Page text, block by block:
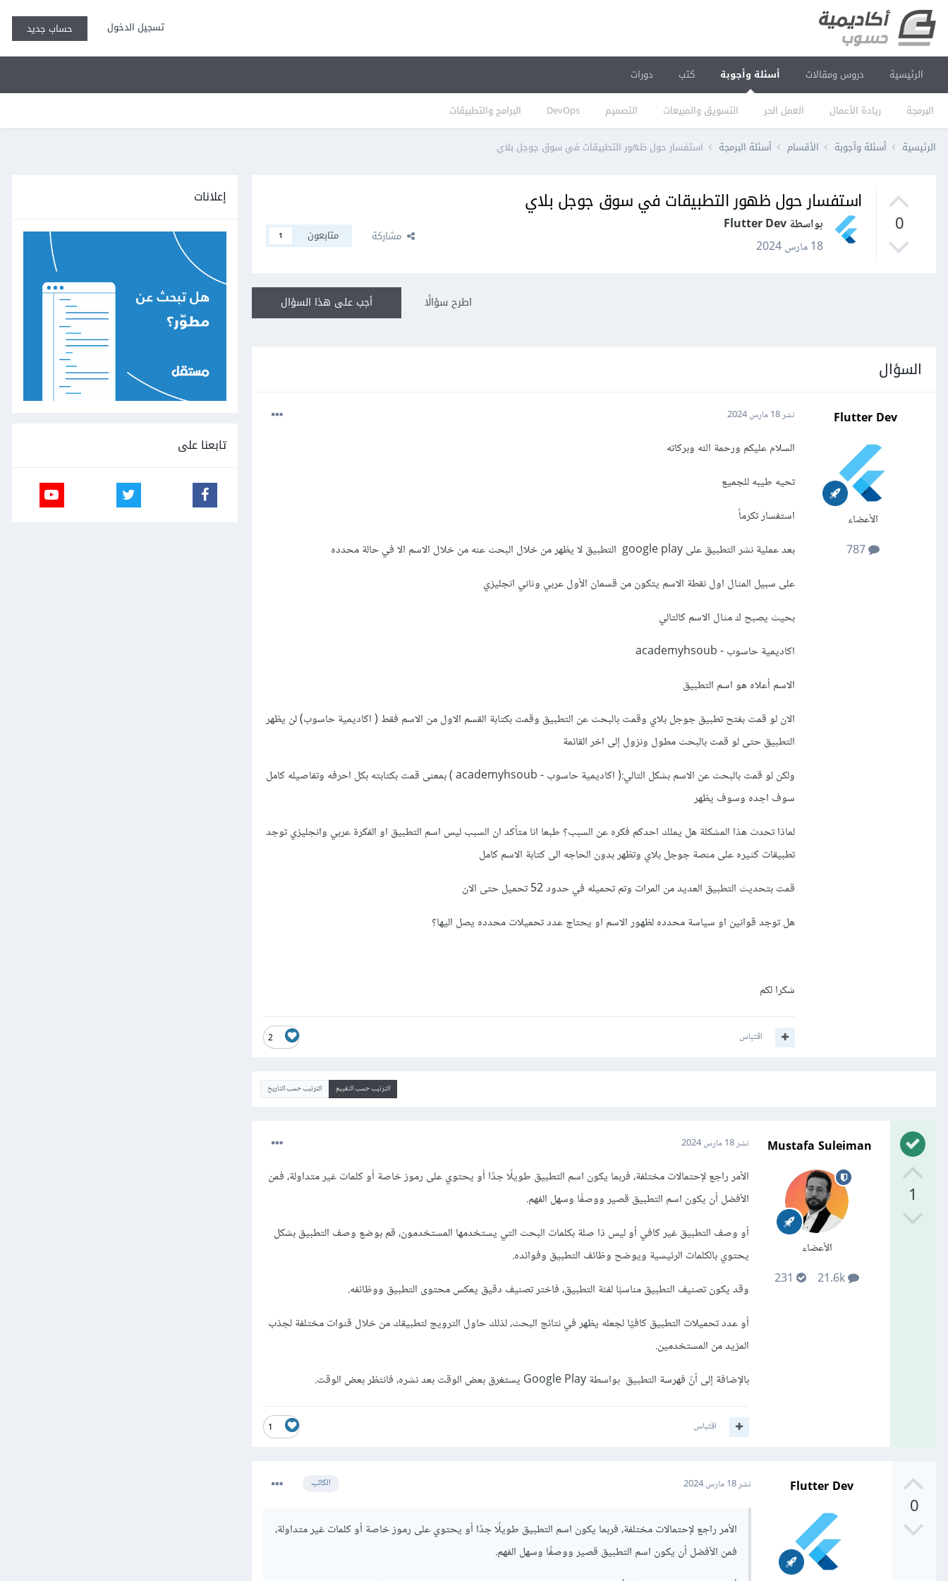
تسجيل الدخول حساب جديد
الرئيسية دروس ومقالات أسئلة وأجوبة
البرمجة ريادة الأعمال العمل الحر التسويق والمبيعات التصميم DevOps البرامج والتطبيقات
كتب دورات
الرئيسية أسئلة وأجوبة الأقسام أسئلة البرمجة استفسار حول ظهور التطبيقات في سوق جوجل بلاي
0
استفسار حول ظهور التطبيقات في سوق جوجل بلاي
بواسطة Flutter Dev
18 مارس 2024
مشاركة متابعون 1
أجب على هذا السؤال اطرح سؤالًا
السؤال
Flutter Dev
الأعضاء
787
نشر18 مارس 2024
السلام عليكم ورحمة الله وبركاته
تحيه طيبه للجميع
استفسار تكرماً
بعد عملية نشر التطبيق على google play التطبيق لا يظهر من خلال البحث عنه من خلال الاسم الا في حالة محدده
على سبيل المثال اول نقطة الاسم يتكون من قسمان الأول عربي وثاني انجليزي
بحيث يصبح ك مثال الاسم كالتالي
اكاديمية حاسوب - academyhsoub
الاسم أعلاه هو اسم التطبيق
الان لو قمت بفتح تطبيق جوجل بلاي وقمت بالبحث عن التطبيق وقمت بكتابة القسم الاول من الاسم فقط ( اكاديمية حاسوب) لن يظهر
التطبيق حتى لو قمت بالبحث مطول ونزول إلى اخر القائمة
ولكن لو قمت بالبحث عن الاسم بشكل التالي:( اكاديمية حاسوب - academyhsoub ) بمعنى قمت بكتابته بكل احرفه وتفاصيله كامل
سوف اجده وسوف يظهر
لماذا تحدث هذا المشكلة هل يملك احدكم فكره عن السبب؟ طبعا انا متأكد ان السبب ليس اسم التطبيق او الفكرة عربي وانجليزي توجد
تطبيقات كثيره على منصة جوجل بلاي وتظهر بدون الحاجه الى كتابة الاسم كامل
قمت بتحديث التطبيق العديد من المرات وتم تحميله في حدود 52 تحميل حتى الان
هل توجد قوانين او سياسة محدده لظهور الاسم او يحتاج عدد تحميلات محدده يصل اليها؟
شكرا لكم
2 اقتباس
الترتيب حسب التقييم الترتيب حسب التاريخ
1
Mustafa Suleiman
الأعضاء
نشر18 مارس 2024
الأمر راجع لإحتمالات مختلفة، فربما يكون اسم التطبيق طويلًا جدًا أو يحتوي على رموز خاصة أو كلمات غير متداولة، فمن
الأفضل أن يكون اسم التطبيق قصير ووصفًا وسهل الفهم.
أو وصف التطبيق غير كافي أو ليس ذا صلة بكلمات البحث التي يستخدمها المستخدمون، قم بوضع وصف التطبيق بشكل
يحتوي بالكلمات الرئيسية ويوضح وظائف التطبيق وفوائده.
وقد يكون تصنيف التطبيق مناسبًا لفئة التطبيق، فاختر تصنيف دقيق يعكس محتوى التطبيق ووظائفه.
أو عدد تحميلات التطبيق كافيًا لجعله يظهر في نتائج البحث، لذلك حاول الترويج لتطبيقك من خلال قنوات مختلفة لجذب
المزيد من المستخدمين.
بالإضافة إلى أنّ فهرسة التطبيق بواسطة Google Play يستغرق بعض الوقت بعد نشره، فانتظر بعض الوقت.
1 اقتباس
0
Flutter Dev الكاتب نشر18 مارس 2024
الأمر راجع لإحتمالات مختلفة، فربما يكون اسم التطبيق طويلًا جدًا أو يحتوي على رموز خاصة أو كلمات غير متداولة،
فمن الأفضل أن يكون اسم التطبيق قصير ووصفًا وسهل الفهم.
إعلانات
تابعنا على